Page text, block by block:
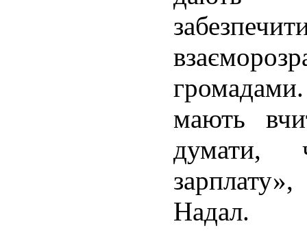
мають
думати,
Надал.